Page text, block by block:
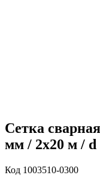
Сетка
мм / 2х20 м /
Код 1003510-0300